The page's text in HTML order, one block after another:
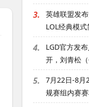
3.
英雄联盟发
LOL经典模
4.
LGD官方发
开，刘青松
5.
7月22日-8月
规赛组内赛